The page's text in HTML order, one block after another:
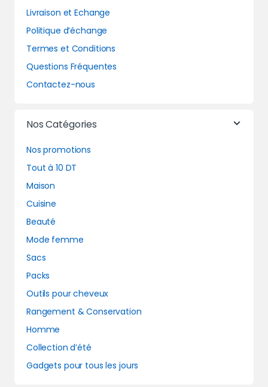
Livraison et Echange
Politique d’échange
Termes et Conditions
Questions Fréquentes
Contactez-nous
Nos Catégories
Nos promotions
Tout à 10 DT
Maison
Cuisine
Beauté
Mode femme
Sacs
Packs
Outils pour cheveux
Rangement & Conservation
Homme
Collection d’été
Gadgets pour tous les jours